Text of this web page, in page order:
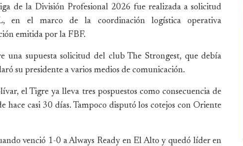
de la División Profesional 2026 fue realizada a solicitud
en el marco de la coordinación logística operativa
emitida por la FBF.
una supuesta solicitud del club The Strongest, que debía
su presidente a varios medios de comunicación.
el Tigre ya lleva tres pospuestos como consecuencia de
hace casi 30 días. Tampoco disputó los cotejos con Oriente
venció 1-0 a Always Ready en El Alto y quedó líder en